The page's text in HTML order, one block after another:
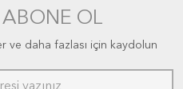
ABONE OL
ve daha fazlası için kaydolun